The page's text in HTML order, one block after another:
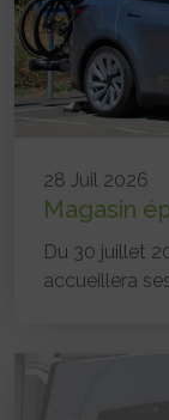
28 Juil 2026
Magasin
Du 30 juillet
accueillera